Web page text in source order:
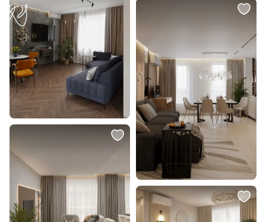
7 000 ₽
Картина "Зеркало" Александр
Русляков
В корзину
222 000 ₽
Картина "Серебряный день.
Финский залив" Певзнер
Наталья
В корзину
35 000 ₽
Картина "Туман" Евгения
132 000 ₽
Люстры PORTOCOLOM Eglo